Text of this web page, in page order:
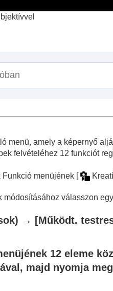
megjegyzések
ellenőrzése
funkciói
hozzárendelése
ideiglenes módosítása (
funkciók regisztrálása
menü, amely a képernyő
felvételéhez 12 funkciót
menüjének [
válasszon
) → [Működt.
12 eleme
majd nyomja